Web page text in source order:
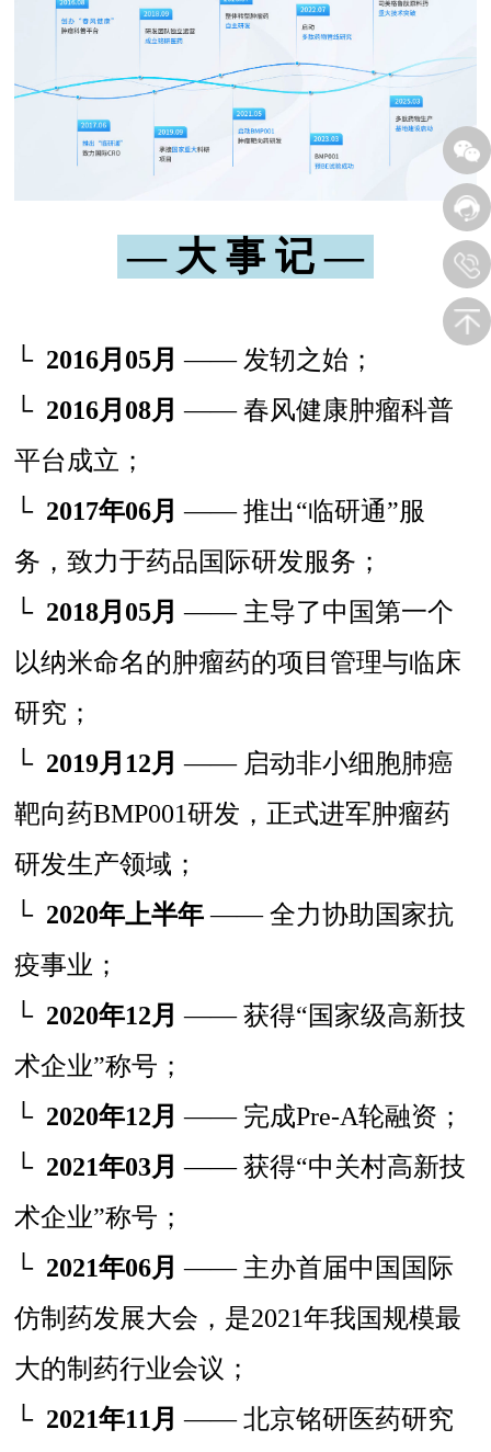
— 大 事 记 —
└ 2016月05月 —— 发轫之始；
└ 2016月08月 —— 春风健康肿瘤科普
平台成立；
└ 2017年06月 —— 推出“临研通”服
务，致力于药品国际研发服务；
└ 2018月05月 —— 主导了中国第一个
以纳米命名的肿瘤药的项目管理与临床
研究；
└ 2019月12月 —— 启动非小细胞肺癌
靶向药BMP001研发，正式进军肿瘤药
研发生产领域；
└ 2020年上半年—— 全力协助国家抗
疫事业；
└ 2020年12月 —— 获得“国家级高新技
术企业”称号；
└ 2020年12月 —— 完成Pre-A轮融资；
└ 2021年03月 —— 获得“中关村高新技
术企业”称号；
└ 2021年06月 —— 主办首届中国国际
仿制药发展大会，是2021年我国规模最
大的制药行业会议；
└ 2021年11月 —— 北京铭研医药研究